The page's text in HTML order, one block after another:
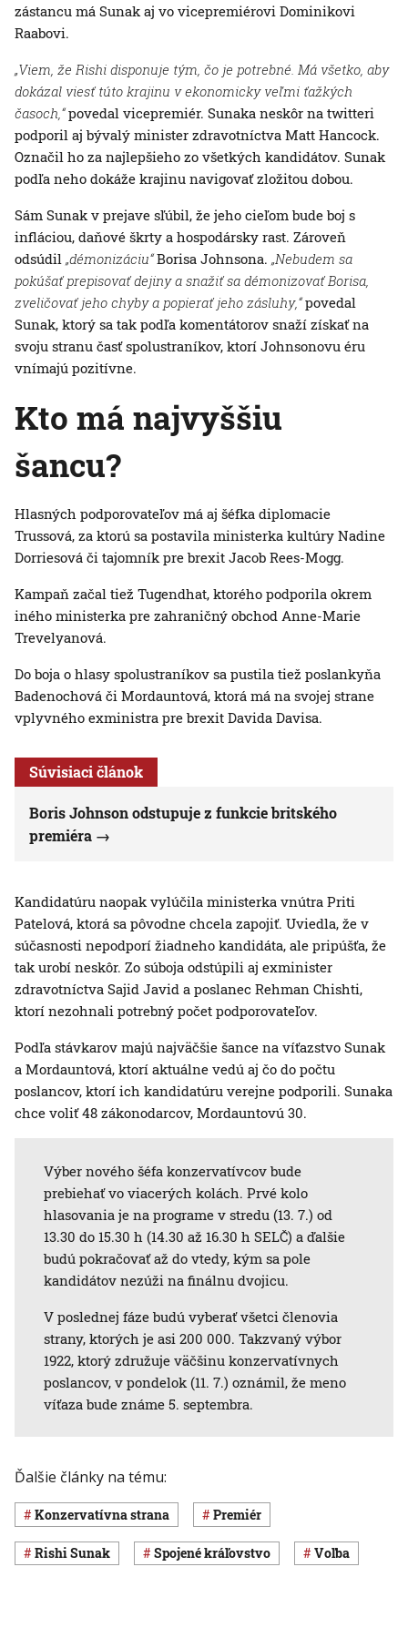
zástancu má Sunak aj vo vicepremiérovi Dominikovi
Raabovi.
„Viem, že Rishi disponuje tým, čo je potrebné. Má všetko, aby
dokázal viesť túto krajinu v ekonomicky veľmi ťažkých
časoch,“povedal vicepremiér. Sunaka neskôr na twitteri
podporil aj bývalý minister zdravotníctva Matt Hancock.
Označil ho za najlepšieho zo všetkých kandidátov. Sunak
podľa neho dokáže krajinu navigovať zložitou dobou.
Sám Sunak v prejave sľúbil, že jeho cieľom bude boj s
infláciou, daňové škrty a hospodársky rast. Zároveň
odsúdil „démonizáciu“Borisa Johnsona. „Nebudem sa
pokúšať prepisovať dejiny a snažiť sa démonizovať Borisa,
zveličovať jeho chyby a popierať jeho zásluhy,“povedal
Sunak, ktorý sa tak podľa komentátorov snaží získať na
svoju stranu časť spolustraníkov, ktorí Johnsonovu éru
vnímajú pozitívne.
Kto má najvyššiu
šancu?
Hlasných podporovateľov má aj šéfka diplomacie
Trussová, za ktorú sa postavila ministerka kultúry Nadine
Dorriesová či tajomník pre brexit Jacob Rees-Mogg.
Kampaň začal tiež Tugendhat, ktorého podporila okrem
iného ministerka pre zahraničný obchod Anne-Marie
Trevelyanová.
Do boja o hlasy spolustraníkov sa pustila tiež poslankyňa
Badenochová či Mordauntová, ktorá má na svojej strane
vplyvného exministra pre brexit Davida Davisa.
Súvisiaci článok
Boris Johnson odstupuje z funkcie britského
premiéra
Kandidatúru naopak vylúčila ministerka vnútra Priti
Patelová, ktorá sa pôvodne chcela zapojiť. Uviedla, že v
súčasnosti nepodporí žiadneho kandidáta, ale pripúšťa, že
tak urobí neskôr. Zo súboja odstúpili aj exminister
zdravotníctva Sajid Javid a poslanec Rehman Chishti,
ktorí nezohnali potrebný počet podporovateľov.
Podľa stávkarov majú najväčšie šance na víťazstvo Sunak
a Mordauntová, ktorí aktuálne vedú aj čo do počtu
poslancov, ktorí ich kandidatúru verejne podporili. Sunaka
chce voliť 48 zákonodarcov, Mordauntovú 30.
Výber nového šéfa konzervatívcov bude
prebiehať vo viacerých kolách. Prvé kolo
hlasovania je na programe v stredu (13. 7.) od
13.30 do 15.30 h (14.30 až 16.30 h SELČ) a ďalšie
budú pokračovať až do vtedy, kým sa pole
kandidátov nezúži na finálnu dvojicu.
V poslednej fáze budú vyberať všetci členovia
strany, ktorých je asi 200 000. Takzvaný výbor
1922, ktorý združuje väčšinu konzervatívnych
poslancov, v pondelok (11. 7.) oznámil, že meno
víťaza bude známe 5. septembra.
Ďalšie články na tému:
konzervatívna strana premiér
Rishi Sunak Spojené kráľovstvo voľba